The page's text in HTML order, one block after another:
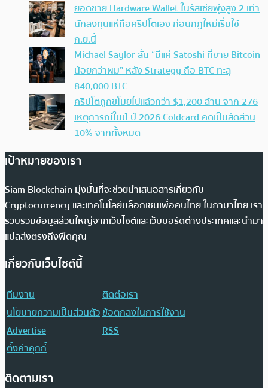
ยอดขาย Hardware Wallet ในรัสเซียพุ่งสูง 2 เท่า
นักลงทุนแห่ถือคริปโตเอง ก่อนกฎใหม่เริ่มใช้
ก.ย.นี้
Michael Saylor ลั่น “มีแค่ Satoshi ที่ขาย Bitcoin
น้อยกว่าผม” หลัง Strategy ถือ BTC ทะลุ
840,000 BTC
คริปโตถูกขโมยไปแล้วกว่า $1,200 ล้าน จาก 276
เหตุการณ์ในปี ปี 2026 Coldcard คิดเป็นสัดส่วน
10% จากทั้งหมด
เป้าหมายของเรา
Siam Blockchain มุ่งมั่นที่จะช่วยนำเสนอสารเกี่ยวกับ
Cryptocurrency และเทคโนโลยีบล็อกเชนเพื่อคนไทย ในภาษาไทย เรา
รวบรวมข้อมูลส่วนใหญ่จากเว็บไซต์และเว็บบอร์ดต่างประเทศและนำมา
แปลส่งตรงถึงฟีดคุณ
เกี่ยวกับเว็บไซต์นี้
ทีมงาน
ติดต่อเรา
นโยบายความเป็นส่วนตัวข้อตกลงในการใช้งาน
Advertise
RSS
ตั้งค่าคุกกี้
ติดตามเรา